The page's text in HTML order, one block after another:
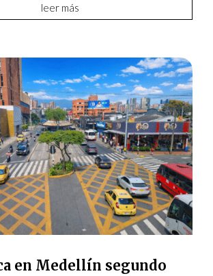
leer más
en Medellín segundo